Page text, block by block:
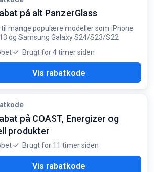
på alt PanzerGlass
mange populære modeller som iPhone
og Samsung Galaxy S24/S23/S22
Brugt for 4 timer siden
Vis rabatkode
på COAST, Energizer og
produkter
Brugt for 11 timer siden
Vis rabatkode